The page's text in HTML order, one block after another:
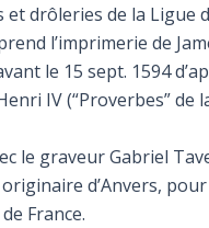
et drôleries de la Ligue
l’imprimerie de
le 15 sept. 1594
IV (“Proverbes” de
le graveur Gabriel
originaire d’Anvers,
France.